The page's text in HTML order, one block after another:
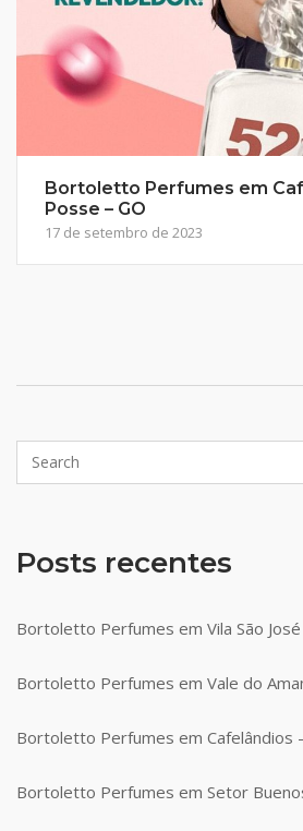
Bortoletto Perfumes em
Posse – GO
17 de setembro de 2023
Posts recentes
Bortoletto Perfumes em Vila São
Bortoletto Perfumes em Vale do
Bortoletto Perfumes em Cafelândios
Bortoletto Perfumes em Setor